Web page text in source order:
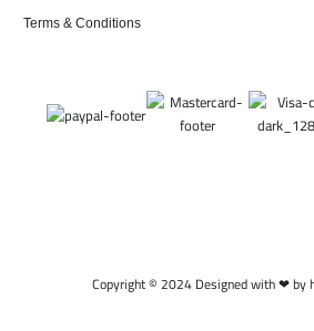
Terms & Conditions
Copyright © 2024 Designed with ❤ by